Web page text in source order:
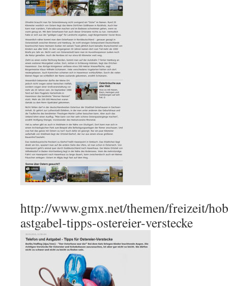
http://www.gmx.net/themen/freizeit/
astgabel-tipps-ostereier-verstecke